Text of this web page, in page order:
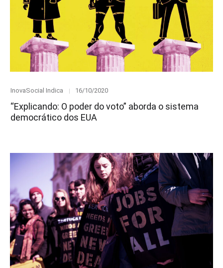
Category
InovaSocial Indica
Posted
16/10/2020
“Explicando: O poder do voto” aborda o sistema
democrático dos EUA